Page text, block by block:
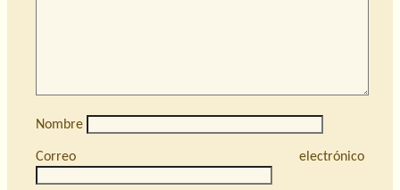
Nombre
Correo electrónico